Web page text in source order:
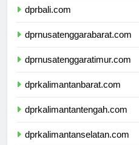
dprbali.com
dprnusatenggarabarat.com
dprnusatenggaratimur.com
dprkalimantanbarat.com
dprkalimantantengah.com
dprkalimantanselatan.com